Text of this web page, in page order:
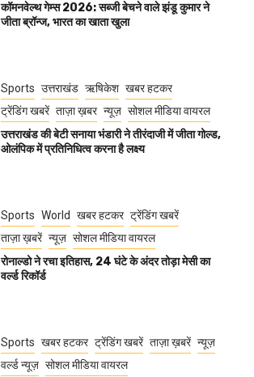
कॉमनवेल्थ गेम्स 2026: सब्जी बेचने वाले झंडू कुमार ने
जीता ब्रॉन्ज, भारत का खाता खुला
Sports उत्तराखंड ऋषिकेश खबर हटकर
ट्रेंडिंग खबरें ताज़ा ख़बर न्यूज़ सोशल मीडिया वायरल
उत्तराखंड की बेटी सनाया भंडारी ने तीरंदाजी में जीता गोल्ड,
ओलंपिक में प्रतिनिधित्व करना है लक्ष्य
Sports World खबर हटकर ट्रेंडिंग खबरें
ताज़ा ख़बरें न्यूज़ सोशल मीडिया वायरल
रोनाल्डो ने रचा इतिहास, 24 घंटे के अंदर तोड़ा मेसी का
वर्ल्ड रिकॉर्ड
Sports खबर हटकर ट्रेंडिंग खबरें ताज़ा ख़बरें न्यूज़
वर्ल्ड न्यूज़ सोशल मीडिया वायरल